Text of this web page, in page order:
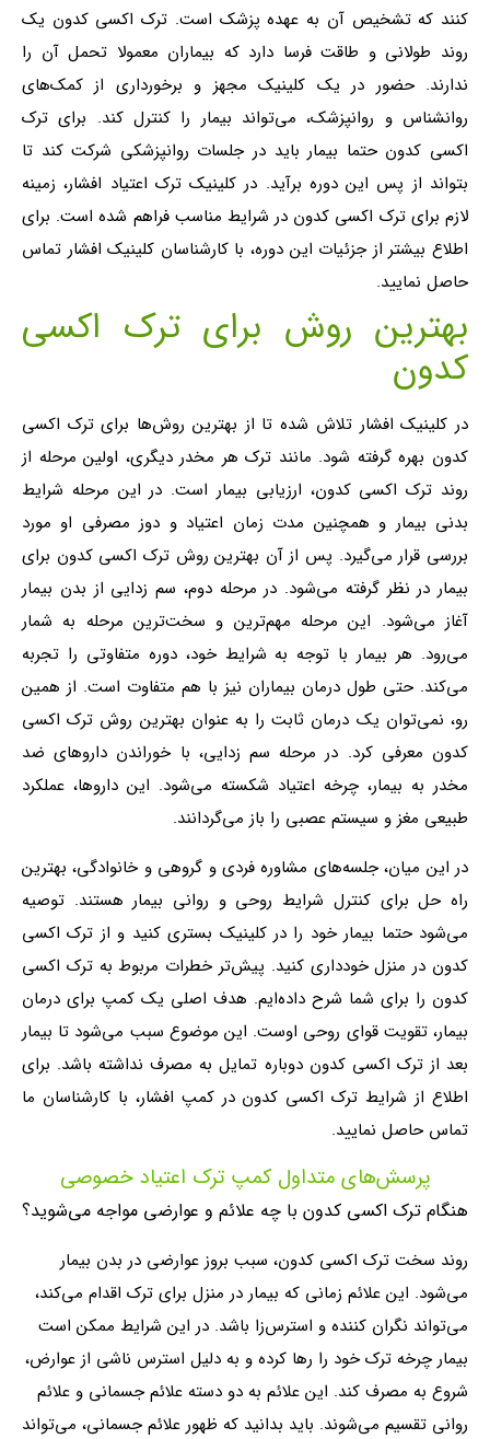
کنند که تشخیص آن به عهده پزشک است. ترک اکسی کدون یک
روند طولانی و طاقت فرسا دارد که بیماران معمولا تحمل آن را
ندارند. حضور در یک کلینیک مجهز و برخورداری از کمک‌های
روانشناس و روانپزشک، می‌تواند بیمار را کنترل کند. برای ترک
اکسی کدون حتما بیمار باید در جلسات روانپزشکی شرکت کند تا
بتواند از پس این دوره برآید. در کلینیک ترک اعتیاد افشار، زمینه
لازم برای ترک اکسی کدون در شرایط مناسب فراهم شده است. برای
اطلاع بیشتر از جزئیات این دوره، با کارشناسان کلینیک افشار تماس
حاصل نمایید.
بهترین روش برای ترک اکسی
کدون
در کلینیک افشار تلاش شده تا از بهترین روش‌ها برای ترک اکسی
کدون بهره گرفته شود. مانند ترک هر مخدر دیگری، اولین مرحله از
روند ترک اکسی کدون، ارزیابی بیمار است. در این مرحله شرایط
بدنی بیمار و همچنین مدت زمان اعتیاد و دوز مصرفی او مورد
بررسی قرار می‌گیرد. پس از آن بهترین روش ترک اکسی کدون برای
بیمار در نظر گرفته می‌شود. در مرحله دوم، سم زدایی از بدن بیمار
آغاز می‌شود. این مرحله مهم‌ترین و سخت‌ترین مرحله به شمار
می‌رود. هر بیمار با توجه به شرایط خود، دوره متفاوتی را تجربه
می‌کند. حتی طول درمان بیماران نیز با هم متفاوت است. از همین
رو، نمی‌توان یک درمان ثابت را به عنوان بهترین روش ترک اکسی
کدون معرفی کرد. در مرحله سم زدایی، با خوراندن داروهای ضد
مخدر به بیمار، چرخه اعتیاد شکسته می‌شود. این داروها، عملکرد
طبیعی مغز و سیستم عصبی را باز می‌گردانند.
در این میان، جلسه‌های مشاوره فردی و گروهی و خانوادگی، بهترین
راه حل برای کنترل شرایط روحی و روانی بیمار هستند. توصیه
می‌شود حتما بیمار خود را در کلینیک بستری کنید و از ترک اکسی
کدون در منزل خودداری کنید. پیش‌تر خطرات مربوط به ترک اکسی
کدون را برای شما شرح داده‌ایم. هدف اصلی یک کمپ برای درمان
بیمار، تقویت قوای روحی اوست. این موضوع سبب می‌شود تا بیمار
بعد از ترک اکسی کدون دوباره تمایل به مصرف نداشته باشد. برای
اطلاع از شرایط ترک اکسی کدون در کمپ افشار، با کارشناسان ما
تماس حاصل نمایید.
پرسش‌های متداول کمپ ترک اعتیاد خصوصی
هنگام ترک اکسی کدون با چه علائم و عوارضی مواجه می‌شوید؟
روند سخت ترک اکسی کدون، سبب بروز عوارضی در بدن بیمار
می‌شود. این علائم زمانی که بیمار در منزل برای ترک اقدام می‌کند،
می‌تواند نگران کننده و استرس‌زا باشد. در این شرایط ممکن است
بیمار چرخه ترک خود را رها کرده و به دلیل استرس ناشی از عوارض،
شروع به مصرف کند. این علائم به دو دسته علائم جسمانی و علائم
روانی تقسیم می‌شوند. باید بدانید که ظهور علائم جسمانی، می‌تواند